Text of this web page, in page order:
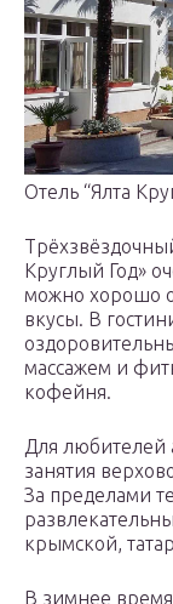
Отель “Ялта
Круглый Год»
можно хорошо
вкусы. В
массажем и
кофейня.
Для любителей
занятия
За пределами
крымской,
В зимнее время